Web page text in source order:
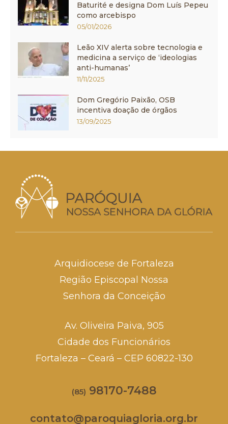
Baturité e designa Dom Luís Pepeu
como arcebispo
05/01/2026
Leão XIV alerta sobre tecnologia e
medicina a serviço de ‘ideologias
anti-humanas’
11/11/2025
Dom Gregório Paixão, OSB
incentiva doação de órgãos
13/09/2025
Arquidiocese de Fortaleza
Região Episcopal Nossa
Senhora da Conceição
Av. Oliveira Paiva, 905
Cidade dos Funcionários
Fortaleza – Ceará – CEP 60822-130
(85) 98170-7488
contato@paroquiagloria.org.br